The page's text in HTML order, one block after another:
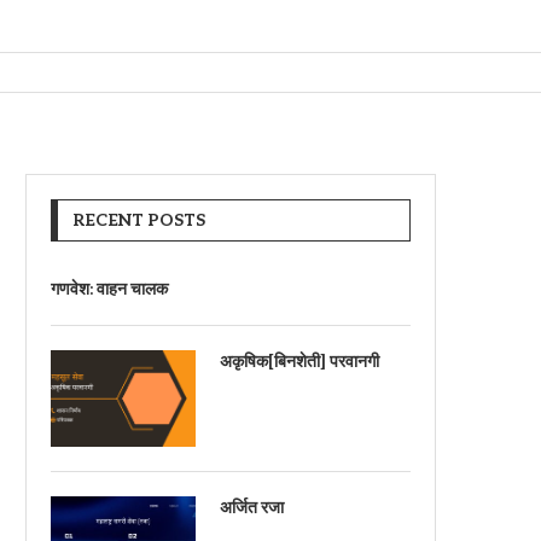
RECENT POSTS
गणवेश: वाहन चालक
अकृषिक[बिनशेती] परवानगी
अर्जित रजा